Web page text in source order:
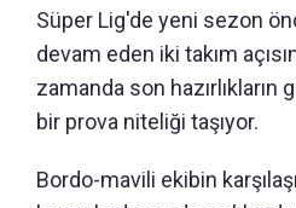
Süper Lig'de yeni sezon
devam eden iki takım
zamanda son
bir prova niteliği taşıyor.
Bordo-mavili ekibin